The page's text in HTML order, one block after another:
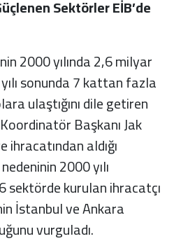
Sektörler EİB’de
2000 yılında 2,6 milyar
sonunda 7 kattan fazla
ulaştığını dile getiren
Başkanı Jak
ihracatından aldığı
2000 yılı
sektörde kurulan ihracatçı
İstanbul ve Ankara
vurguladı.